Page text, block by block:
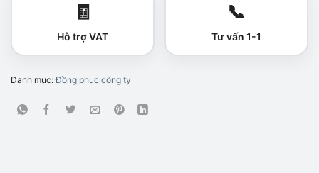
🧾
Hỗ trợ VAT
📞
Tư vấn 1-1
Danh mục:Đồng phục công ty